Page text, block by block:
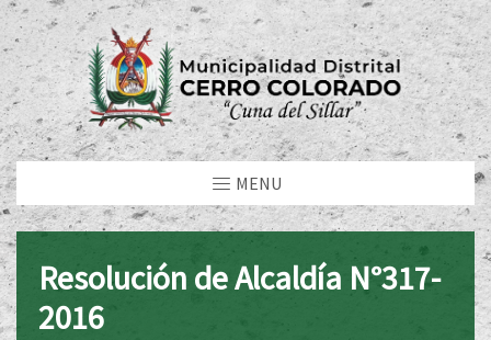
MENU
Resolución de Alcaldía N°317-
2016